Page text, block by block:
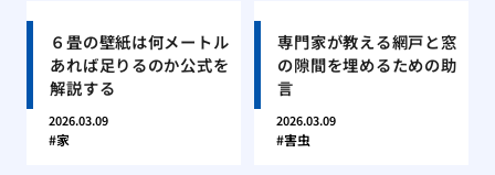
６畳の壁紙は何メートル
あれば足りるのか公式を
解説する
2026.03.09
家
専門家が教える網戸と窓
の隙間を埋めるための助
言
2026.03.09
害虫